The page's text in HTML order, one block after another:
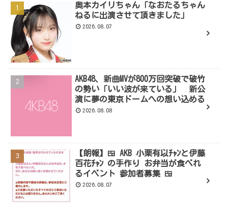
奥本カイリちゃん「なおたるちゃん
ねるに出演させて頂きました」
2026.08.07
AKB48、新曲MVが800万回突破で破竹
の勢い「いい波が来ている」 新公
演に夢の東京ドームへの想い込める
2026.08.08
【朗報】🍱 AKB 小栗有以ﾁｬﾝと伊藤
百花ﾁｬﾝ の手作り お弁当が食べれ
るイベント 参加者募集 🍱
2026.08.07